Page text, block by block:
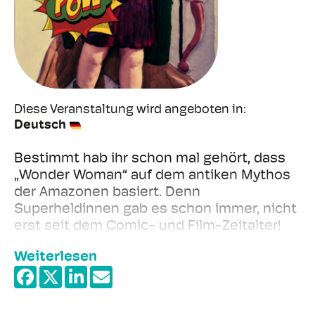
Diese Veranstaltung wird angeboten in
Deutsch
Bestimmt hab ihr schon mal gehört, dass
„Wonder Woman“ auf dem antiken Mythos
der Amazonen basiert. Denn
Superheldinnen gab es schon immer, nicht
erst seit dem Comic- und Film-Zeitalter!
fabelhafte Geschichten von
Frauengestalten, die mit ihren sagenhaften
Weiterlesen